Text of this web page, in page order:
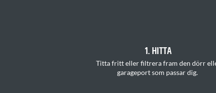
1. HITTA
Tittafritteller filtrera fram den dörr
garageport som passardig.